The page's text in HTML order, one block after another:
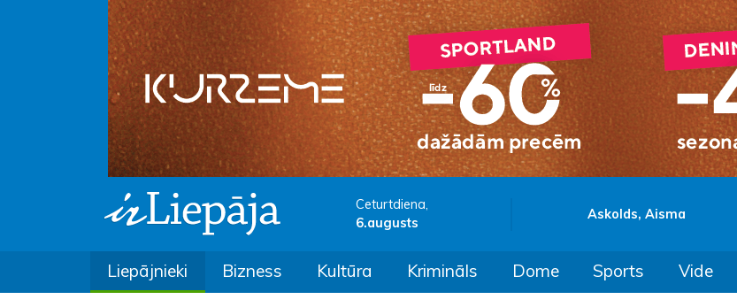
Ceturtdiena,
6.augusts
Askolds, Aisma
Liepājnieki Bizness Kultūra Krimināls Dome Sports Vide